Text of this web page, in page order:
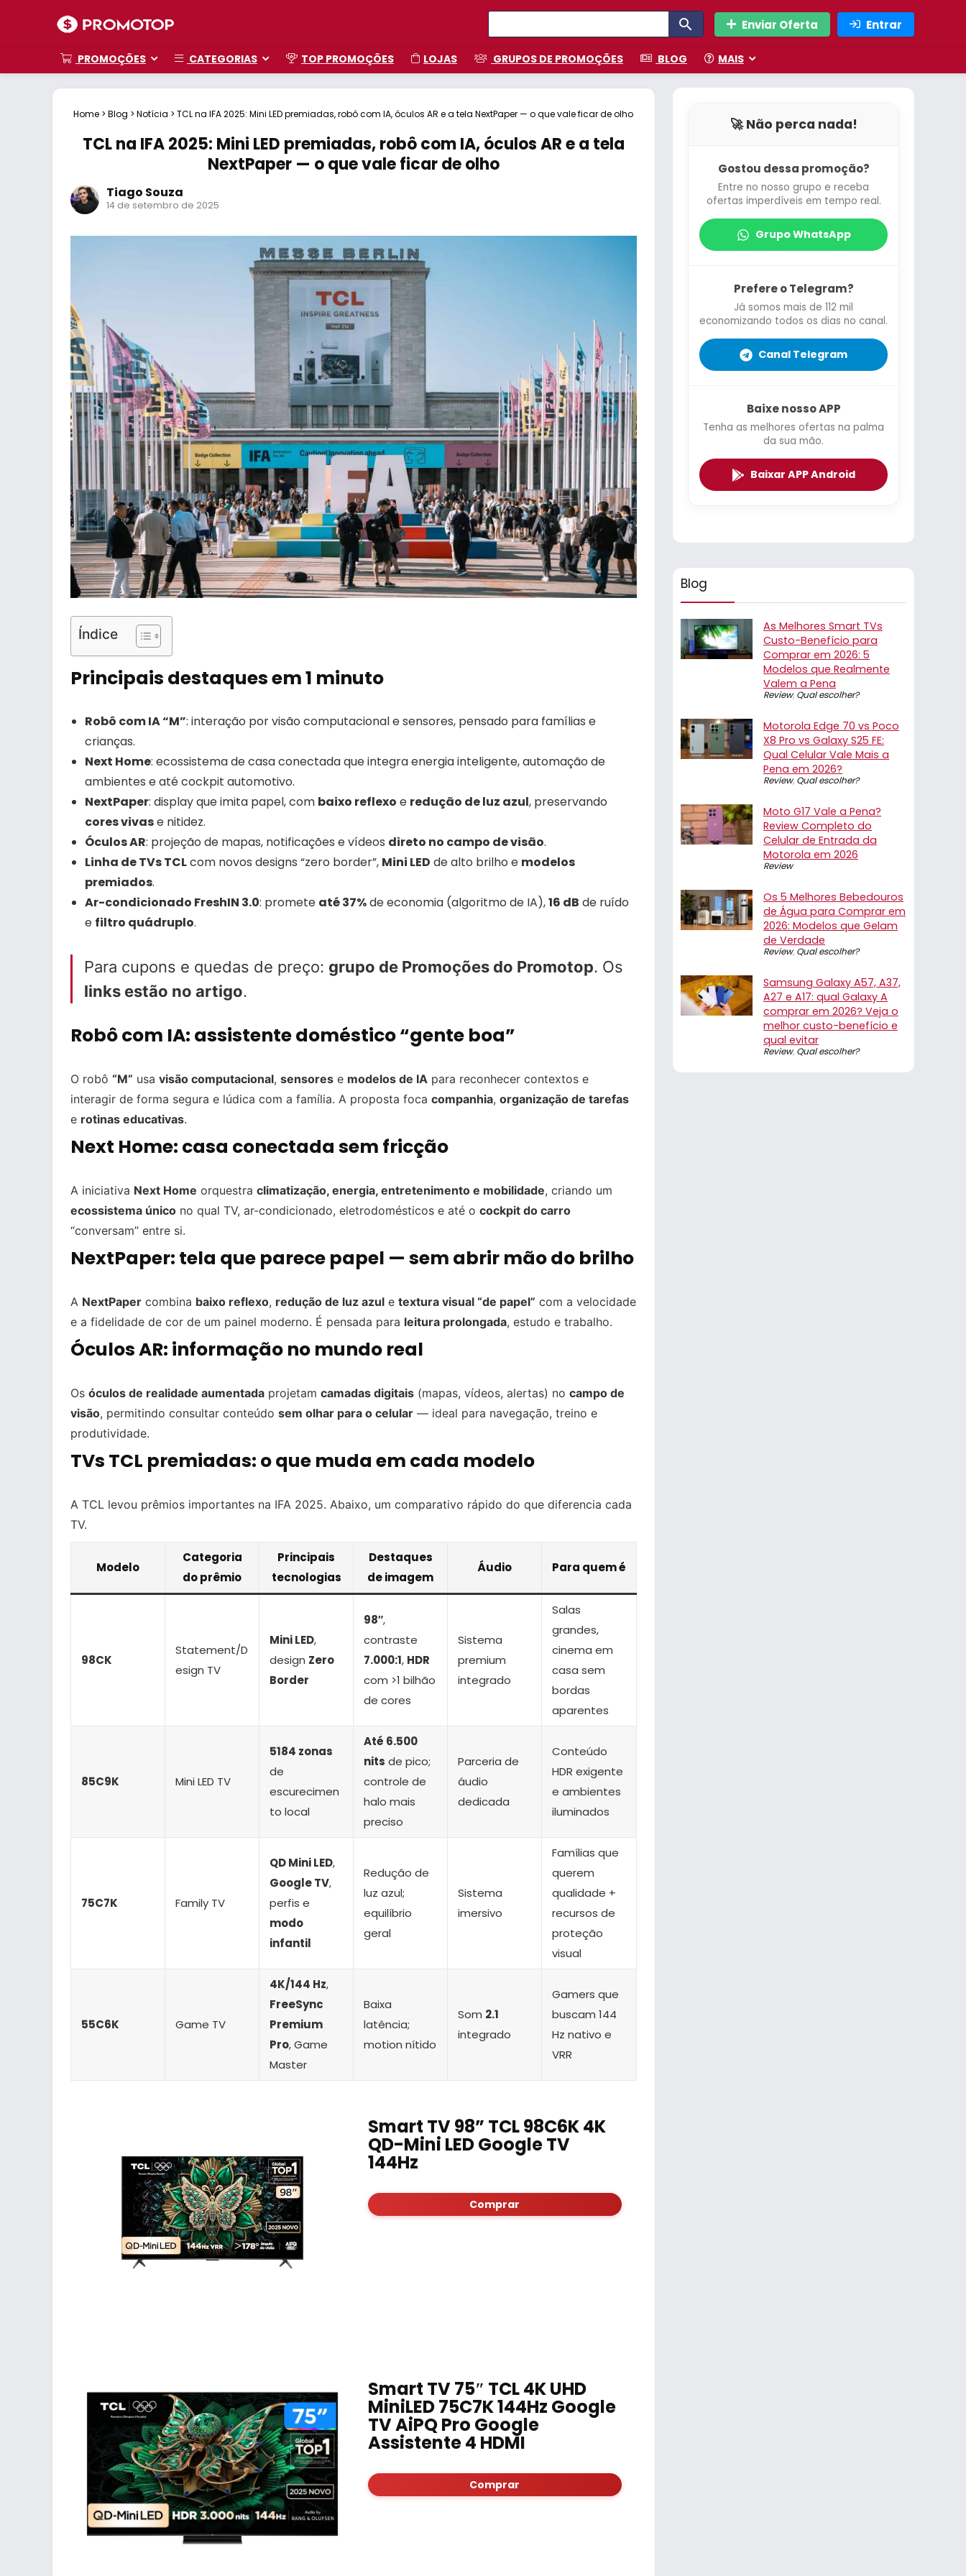
Enviar Oferta Entrar
PROMOÇÕES CATEGORIAS TOP PROMOÇÕES LOJAS GRUPOS DE PROMOÇÕES BLOG MAIS
Home > Blog > Notícia > TCL na IFA 2025: Mini LED premiadas, robô com IA, óculos AR e a tela NextPaper — o que vale ficar de olho
TCL na IFA 2025: Mini LED premiadas, robô com IA, óculos AR e a tela
NextPaper — o que vale ficar de olho
Tiago Souza
14 de setembro de 2025
Índice
Principais destaques em 1 minuto
Robô com IA “M”: interação por visão computacional e sensores, pensado para famílias e
crianças.
Next Home: ecossistema de casa conectada que integra energia inteligente, automação de
ambientes e até cockpit automotivo.
NextPaper: display que imita papel, com baixo reflexo e redução de luz azul, preservando
cores vivase nitidez.
Óculos AR: projeção de mapas, notificações e vídeos direto no campo de visão.
Linha de TVs TCLcom novos designs “zero border”, Mini LED de alto brilho e modelos
premiados.
Ar-condicionado FreshIN 3.0: promete até 37%de economia (algoritmo de IA),16 dB de ruído
e filtro quádruplo.
Para cupons e quedas de preço: grupo de Promoções do Promotop. Os
links estão no artigo.
Robô com IA: assistente doméstico “gente boa”
O robô “M” usa visão computacional, sensores e modelos de IA para reconhecer contextos e
interagir de forma segura e lúdica com a família. A proposta foca companhia, organização de tarefas
e rotinas educativas.
Next Home: casa conectada sem fricção
A iniciativa Next Home orquestra climatização, energia, entretenimento e mobilidade, criando um
ecossistema único no qual TV, ar-condicionado, eletrodomésticos e até o cockpit do carro
“conversam” entre si.
NextPaper: tela que parece papel — sem abrir mão do brilho
A NextPaper combina baixo reflexo, redução de luz azul e textura visual “de papel” com a velocidade
e a fidelidade de cor de um painel moderno. É pensada para leitura prolongada, estudo e trabalho.
Óculos AR: informação no mundo real
Os óculos de realidade aumentada projetam camadas digitais (mapas, vídeos, alertas) no campo de
visão, permitindo consultar conteúdo sem olhar para o celular — ideal para navegação, treino e
produtividade.
TVs TCL premiadas: o que muda em cada modelo
A TCL levou prêmios importantes na IFA 2025. Abaixo, um comparativo rápido do que diferencia cada
TV.
Modelo
Categoria
do prêmio
Principais
tecnologias
Destaques
de imagem
Áudio Para quem é
98CK
Statement/D
esign TV
Mini LED,
design Zero
Border
98″,
contraste
7.000:1, HDR
com >1 bilhão
de cores
Sistema
premium
integrado
Salas
grandes,
cinema em
casa sem
bordas
aparentes
85C9K Mini LED TV
5184 zonas
de
escurecimen
to local
Até 6.500
nits de pico;
controle de
halo mais
preciso
Parceria de
áudio
dedicada
Conteúdo
HDR exigente
e ambientes
iluminados
75C7K Family TV
QD Mini LED,
Google TV,
perfis e
modo
infantil
Redução de
luz azul;
equilíbrio
geral
Sistema
imersivo
Famílias que
querem
qualidade +
recursos de
proteção
visual
55C6K Game TV
4K/144 Hz,
FreeSync
Premium
Pro, Game
Master
Baixa
latência;
motion nítido
Som 2.1
integrado
Gamers que
buscam 144
Hz nativo e
VRR
Smart TV 98” TCL 98C6K 4K
QD-Mini LED Google TV
144Hz
Comprar
Smart TV 75″ TCL 4K UHD
MiniLED 75C7K 144Hz Google
TV AiPQ Pro Google
Assistente 4 HDMI
Comprar
🚀 Não perca nada!
Gostou dessa promoção?
Entre no nosso grupo e receba
ofertas imperdíveis em tempo real.
Grupo WhatsApp
Prefere o Telegram?
Já somos mais de 112 mil
economizando todos os dias no canal.
Canal Telegram
Baixe nosso APP
Tenha as melhores ofertas na palma
da sua mão.
Baixar APP Android
Blog
As Melhores Smart TVs
Custo-Benefício para
Comprar em 2026: 5
Modelos que Realmente
Valem a Pena
Review, Qual escolher?
Motorola Edge 70 vs Poco
X8 Pro vs Galaxy S25 FE:
Qual Celular Vale Mais a
Pena em 2026?
Review, Qual escolher?
Moto G17 Vale a Pena?
Review Completo do
Celular de Entrada da
Motorola em 2026
Review
Os 5 Melhores Bebedouros
de Água para Comprar em
2026: Modelos que Gelam
de Verdade
Review, Qual escolher?
Samsung Galaxy A57, A37,
A27 e A17: qual Galaxy A
comprar em 2026? Veja o
melhor custo-benefício e
qual evitar
Review, Qual escolher?